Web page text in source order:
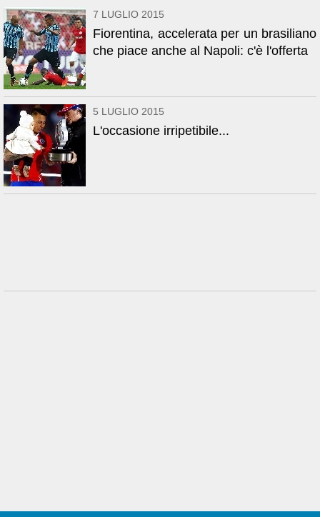
7 LUGLIO 2015
Fiorentina, accelerata per un brasiliano
che piace anche al Napoli: c'è l'offerta
5 LUGLIO 2015
L'occasione irripetibile...